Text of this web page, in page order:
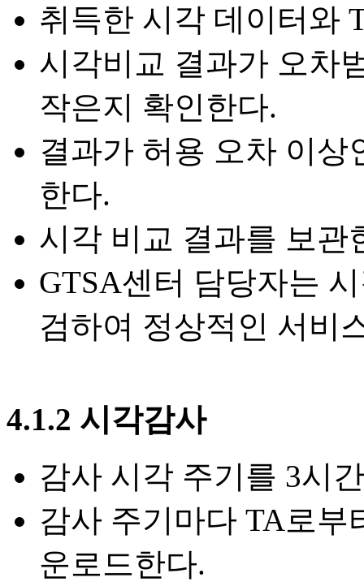
취득한 시각 데이터와
시각비교 결과가 오차
작은지 확인한다.
결과가 허용 오차 이
한다.
시각 비교 결과를 보관
GTSA센터 담당자는
검하여 정상적인 서비
4.1.2 시각감사
감사 시각 주기를 3시
감사 주기마다 TA로부
운로드한다.